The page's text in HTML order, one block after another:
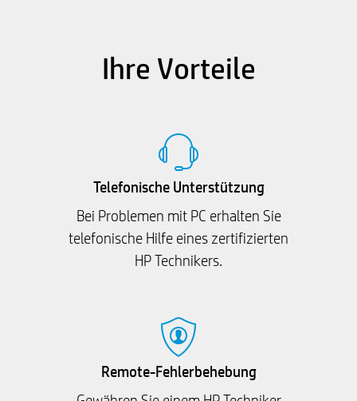
Ihre Vorteile
Telefonische Unterstützung
Bei Problemen mit PC erhalten Sie
telefonische Hilfe eines zertifizierten
HP Technikers.
Remote-Fehlerbehebung